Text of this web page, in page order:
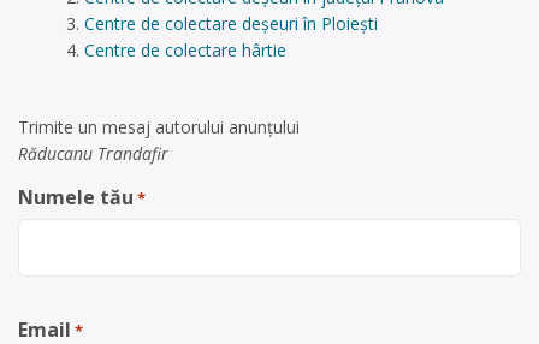
Centre de colectare deșeuri în Ploiești
Centre de colectare hârtie
Trimite un mesaj autorului anunţului
Răducanu Trandafir
Numele tău *
Email *